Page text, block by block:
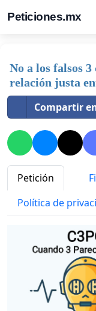
Peticiones.mx
No a los falsos
relación justa
Compartir
Petición
Política de